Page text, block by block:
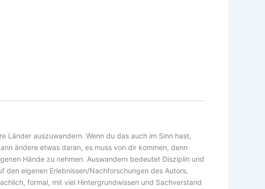
Länder auszuwandern. Wenn du das auch im Sinn hast,
ändere etwas daran, es muss von dir kommen, denn
Hände zu nehmen. Auswandern bedeutet Disziplin und
eigenen Erlebnissen/Nachforschungen des Autors,
formal, mit viel Hintergrundwissen und Sachverstand